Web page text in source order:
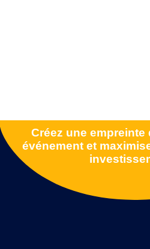
Créez une empreinte
événement et